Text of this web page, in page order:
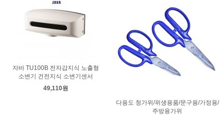
자바 TU100B 전자감지식 노출형
소변기 건전지식 소변기센서
49,110원
다용도 청가위/위생용품/문구용/가정용/
주방용가위